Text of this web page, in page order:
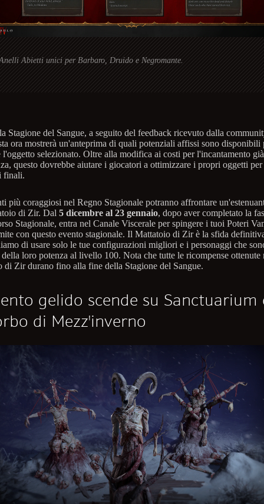
Abietti unici per Barbaro, Druido e Negromante.
Stagione del Sangue, a seguito del feedback ricevuto dalla
ora mostrerà un'anteprima di quali potenziali affissi sono disponibili
l'oggetto selezionato. Oltre alla modifica ai costi per l'incantamento
questo dovrebbe aiutare i giocatori a ottimizzare i propri oggetti
finali.
più coraggiosi nel Regno Stagionale potranno affrontare
di Zir. Dal 5 dicembre al 23 gennaio, dopo aver completato la
Stagionale, entra nel Canale Viscerale per spingere i tuoi Poteri
con questo evento stagionale. Il Mattatoio di Zir è la sfida
di usare solo le tue configurazioni migliori e i personaggi che
della loro potenza al livello 100. Nota che tutte le ricompense ottenute
di Zir durano fino alla fine della Stagione del Sangue.
gelido scende su Sanctuarium
di Mezz'inverno